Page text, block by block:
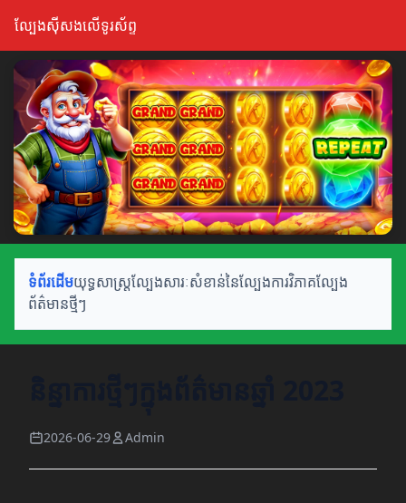
ល្បែងស៊ីសងលើទូរស័ព្ទ
ទំព័រដើមយុទ្ធសាស្ត្រល្បែងសារៈសំខាន់នៃល្បែងការវិភាគល្បែង
ព័ត៌មានថ្មីៗ
2026-06-29 Admin